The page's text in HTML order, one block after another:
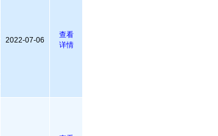
2022-07-06
查看
详情